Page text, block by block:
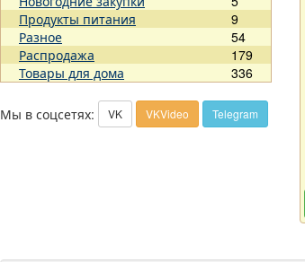
Продукты питания
9
Разное
54
Распродажа
179
Товары для дома
336
Мы в соцсетях: VK VKVideo Telegram